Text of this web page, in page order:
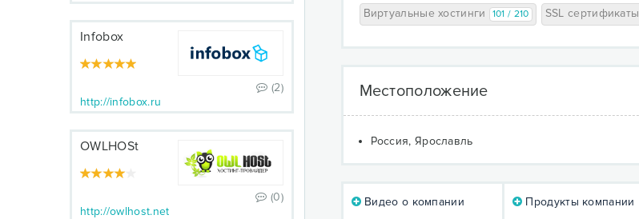
Infobox
(2)
http://infobox.ru
OWLHOSt
(0)
http://owlhost.net
Виртуальные хостинги 101 / 210 SSL сертификаты
Местоположение
Россия, Ярославль
Видео о компании Продукты компании